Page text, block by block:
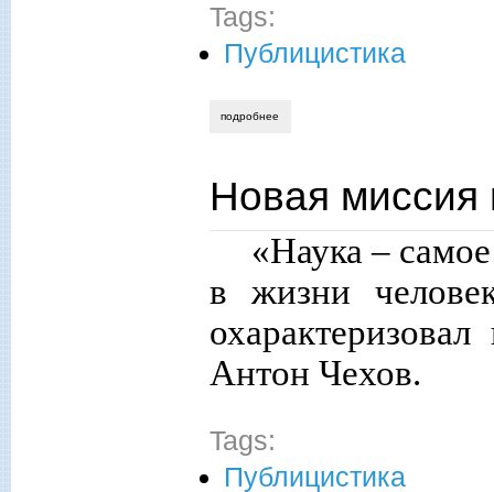
Tags:
Публицистика
подробнее
Новая миссия
«Наука –
в жизни
Антон Чехов.
Tags:
Публицистика